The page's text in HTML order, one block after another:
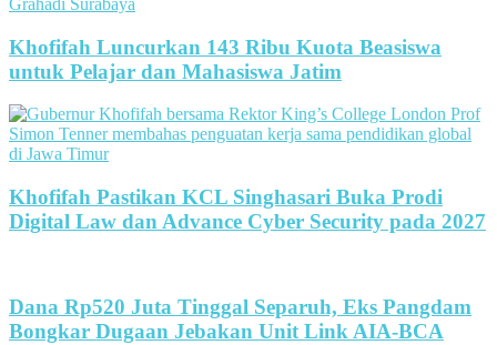
Khofifah Luncurkan 143 Ribu Kuota Beasiswa
untuk Pelajar dan Mahasiswa Jatim
Khofifah Pastikan KCL Singhasari Buka Prodi
Digital Law dan Advance Cyber Security pada 2027
Dana Rp520 Juta Tinggal Separuh, Eks Pangdam
Bongkar Dugaan Jebakan Unit Link AIA-BCA